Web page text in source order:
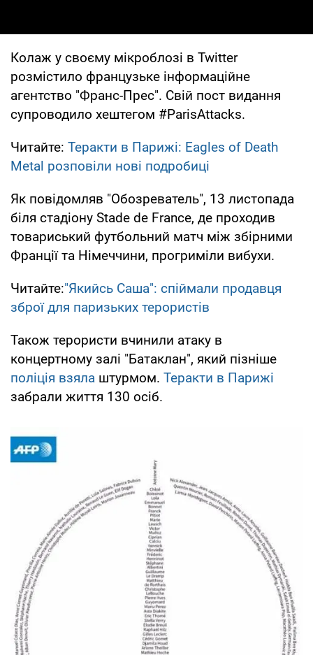
Колаж у своєму мікроблозі в Twitter
розмістило французьке інформаційне
агентство "Франс-Прес". Свій пост видання
супроводило хештегом #ParisAttacks.
Читайте: Теракти в Парижі: Eagles of Death
Metal розповіли нові подробиці
Як повідомляв "Обозреватель", 13 листопада
біля стадіону Stade de France, де проходив
товариський футбольний матч між збірними
Франції та Німеччини, прогриміли вибухи.
Читайте:"Якийсь Саша": спіймали продавця
зброї для паризьких терористів
Також терористи вчинили атаку в
концертному залі "Батаклан", який пізніше
поліція взяла штурмом. Теракти в Парижі
забрали життя 130 осіб.